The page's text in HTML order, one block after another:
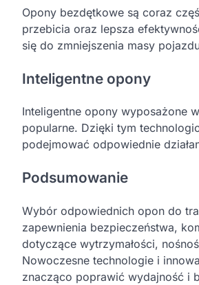
Opony bezdętkowe są coraz
przebicia oraz lepsza
się do zmniejszenia masy
Inteligentne opony
Inteligentne opony wyposażone
popularne. Dzięki tym
podejmować odpowiednie
Podsumowanie
Wybór odpowiednich opon do
zapewnienia bezpieczeństwa,
dotyczące wytrzymałości,
Nowoczesne technologie i
znacząco poprawić wydajność i